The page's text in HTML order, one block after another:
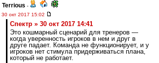
Terrious -
30 окт 2017 15:02
Спектр » 30 окт 2017 14:41
Это кошмарный сценарий для тренеров —
когда уверенность игроков в нем и друг в
друге падает. Команда не функционирует, и у
игроков нет стимула придерживаться плана,
который не работает.